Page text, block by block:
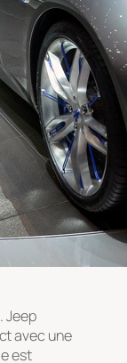
Jeep
avec une
est